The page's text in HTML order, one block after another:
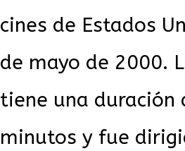
cines de Estados
de mayo de 2000.
tiene una duración
minutos y fue